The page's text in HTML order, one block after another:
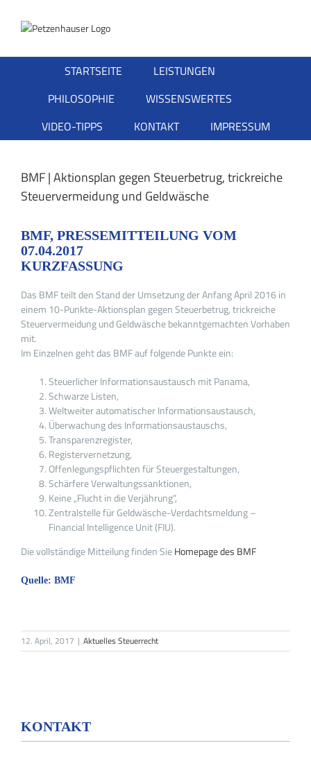
Inhalt
springen
STARTSEITE
LEISTUNGEN
PHILOSOPHIE
WISSENSWERTES
VIDEO-TIPPS
KONTAKT IMPRESSUM
BMF | Aktionsplan gegen Steuerbetrug, trickreiche
Steuervermeidung und Geldwäsche
BMF, PRESSEMITTEILUNG VOM
07.04.2017
KURZFASSUNG
Das BMF teilt den Stand der Umsetzung der Anfang April 2016 in
einem 10-Punkte-Aktionsplan gegen Steuerbetrug, trickreiche
Steuervermeidung und Geldwäsche bekanntgemachten Vorhaben
mit.
Im Einzelnen geht das BMF auf folgende Punkte ein:
Steuerlicher Informationsaustausch mit Panama,
Schwarze Listen,
Weltweiter automatischer Informationsaustausch,
Überwachung des Informationsaustauschs,
Transparenzregister,
Registervernetzung,
Offenlegungspflichten für Steuergestaltungen,
Schärfere Verwaltungssanktionen,
Keine „Flucht in die Verjährung“,
Zentralstelle für Geldwäsche-Verdachtsmeldung –
Financial Intelligence Unit (FIU).
Die vollständige Mitteilung finden SieHomepage des BMF
Quelle: BMF
12. April, 2017 | Aktuelles Steuerrecht
KONTAKT